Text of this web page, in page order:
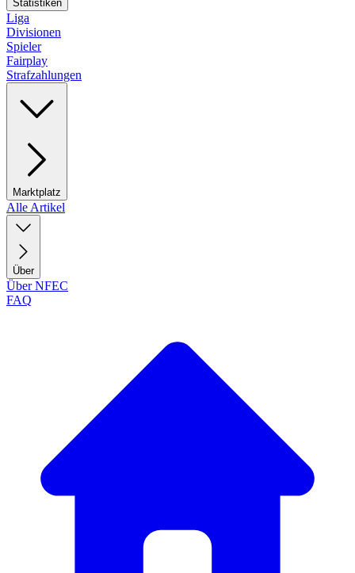
Statistiken
Liga
Divisionen
Spieler
Fairplay
Strafzahlungen
Marktplatz
Alle Artikel
Über
Über NFEC
FAQ